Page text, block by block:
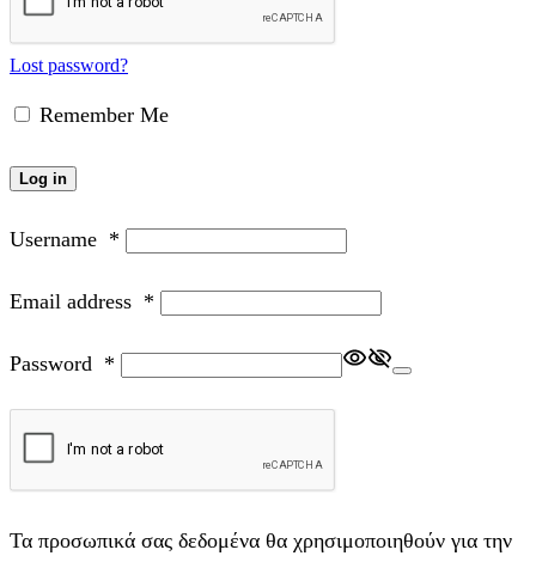
Lost password?
Remember Me
Log in
Username *
Email address *
Password *
Τα προσωπικά σας δεδομένα θα χρησιμοποιηθούν για την